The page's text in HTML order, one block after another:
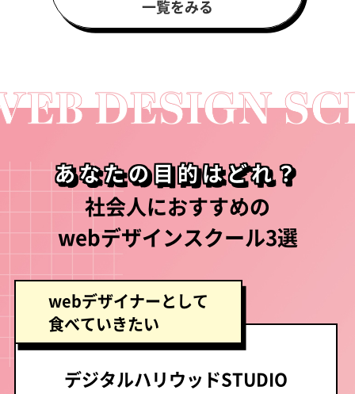
一覧をみる
あなたの目的はどれ？
社会人におすすめの
webデザインスクール3選
webデザイナーとして
食べていきたい
デジタルハリウッドSTUDIO